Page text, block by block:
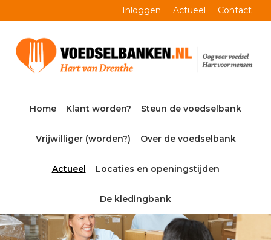
to
navigation
to
content
to
sidebar
to
Inloggen Actueel Contact
Home Klant worden? Steun de voedselbank
Vrijwilliger (worden?) Over de voedselbank
Actueel Locaties en openingstijden
De kledingbank